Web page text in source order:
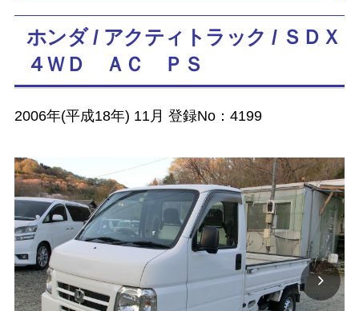
ホンダ / アクティトラック / ＳＤＸ
４ＷＤ ＡＣ ＰＳ
2006年(平成18年) 11月 登録No：4199